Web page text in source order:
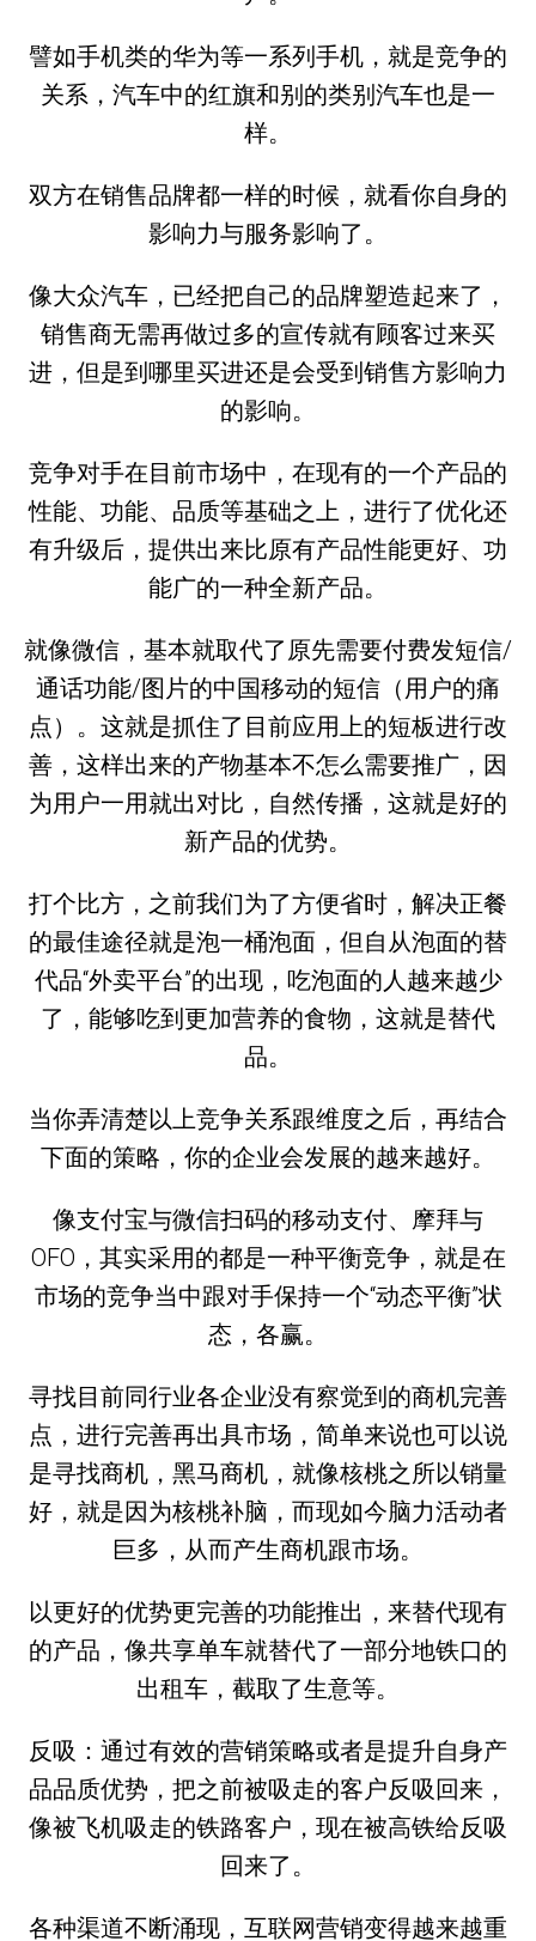
譬如手机类的华为等一系列手机，就是竞争的
关系，汽车中的红旗和别的类别汽车也是一
样。
双方在销售品牌都一样的时候，就看你自身的
影响力与服务影响了。
像大众汽车，已经把自己的品牌塑造起来了，
销售商无需再做过多的宣传就有顾客过来买
进，但是到哪里买进还是会受到销售方影响力
的影响。
竞争对手在目前市场中，在现有的一个产品的
性能、功能、品质等基础之上，进行了优化还
有升级后，提供出来比原有产品性能更好、功
能广的一种全新产品。
就像微信，基本就取代了原先需要付费发短信/
通话功能/图片的中国移动的短信（用户的痛
点）。这就是抓住了目前应用上的短板进行改
善，这样出来的产物基本不怎么需要推广，因
为用户一用就出对比，自然传播，这就是好的
新产品的优势。
打个比方，之前我们为了方便省时，解决正餐
的最佳途径就是泡一桶泡面，但自从泡面的替
代品“外卖平台”的出现，吃泡面的人越来越少
了，能够吃到更加营养的食物，这就是替代
品。
当你弄清楚以上竞争关系跟维度之后，再结合
下面的策略，你的企业会发展的越来越好。
像支付宝与微信扫码的移动支付、摩拜与
OFO，其实采用的都是一种平衡竞争，就是在
市场的竞争当中跟对手保持一个“动态平衡”状
态，各赢。
寻找目前同行业各企业没有察觉到的商机完善
点，进行完善再出具市场，简单来说也可以说
是寻找商机，黑马商机，就像核桃之所以销量
好，就是因为核桃补脑，而现如今脑力活动者
巨多，从而产生商机跟市场。
以更好的优势更完善的功能推出，来替代现有
的产品，像共享单车就替代了一部分地铁口的
出租车，截取了生意等。
反吸：通过有效的营销策略或者是提升自身产
品品质优势，把之前被吸走的客户反吸回来，
像被飞机吸走的铁路客户，现在被高铁给反吸
回来了。
各种渠道不断涌现，互联网营销变得越来越重